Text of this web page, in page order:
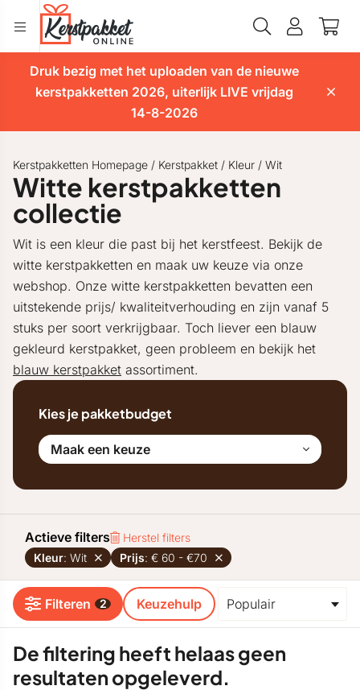
Druk bezig met het uploaden van de nieuwe
kerstpakketten 2026, uiterlijk LIVE vrijdag
14-8-2026
Kerstpakketten Homepage / Kerstpakket / Kleur / Wit
Witte kerstpakketten
collectie
Wit is een kleur die past bij het kerstfeest. Bekijk de
witte kerstpakketten en maak uw keuze via onze
webshop. Onze witte kerstpakketten bevatten een
uitstekende prijs/ kwaliteitverhouding en zijn vanaf 5
stuks per soort verkrijgbaar. Toch liever een blauw
gekleurd kerstpakket, geen probleem en bekijk het
blauw kerstpakket assortiment.
Kies je pakketbudget
Maak een keuze
Actieve filters
Herstel filters
Kleur: Wit Prijs: € 60 - €70
Filteren 2 Keuzehulp
De filtering heeft helaas geen
resultaten opgeleverd.